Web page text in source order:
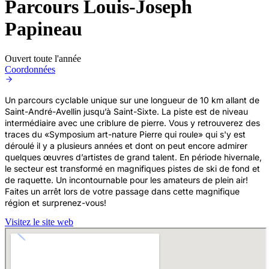
Parcours Louis-Joseph
Papineau
Ouvert toute l'année
Coordonnées
Un parcours cyclable unique sur une longueur de 10 km allant de
Saint-André-Avellin jusqu’à Saint-Sixte. La piste est de niveau
intermédiaire avec une criblure de pierre. Vous y retrouverez des
traces du «Symposium art-nature Pierre qui roule» qui s'y est
déroulé il y a plusieurs années et dont on peut encore admirer
quelques œuvres d’artistes de grand talent. En période hivernale,
le secteur est transformé en magnifiques pistes de ski de fond et
de raquette. Un incontournable pour les amateurs de plein air!
Faites un arrêt lors de votre passage dans cette magnifique
région et surprenez-vous!
Visitez le site web